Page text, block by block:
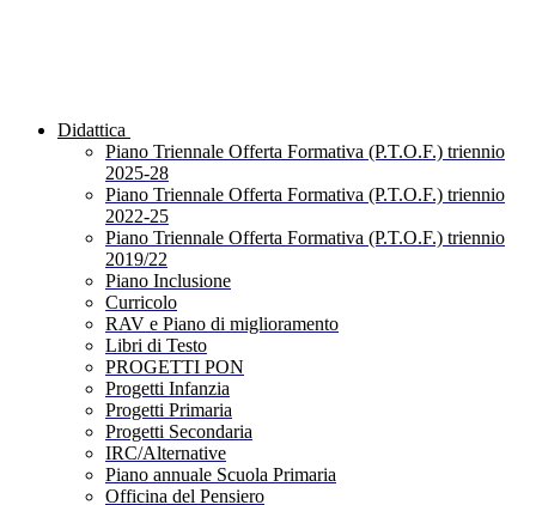
Didattica
Piano Triennale Offerta Formativa (P.T.O.F.) triennio
2025-28
Piano Triennale Offerta Formativa (P.T.O.F.) triennio
2022-25
Piano Triennale Offerta Formativa (P.T.O.F.) triennio
2019/22
Piano Inclusione
Curricolo
RAV e Piano di miglioramento
Libri di Testo
PROGETTI PON
Progetti Infanzia
Progetti Primaria
Progetti Secondaria
IRC/Alternative
Piano annuale Scuola Primaria
Officina del Pensiero